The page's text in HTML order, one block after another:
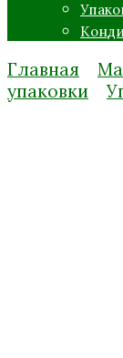
Главная
упаковки